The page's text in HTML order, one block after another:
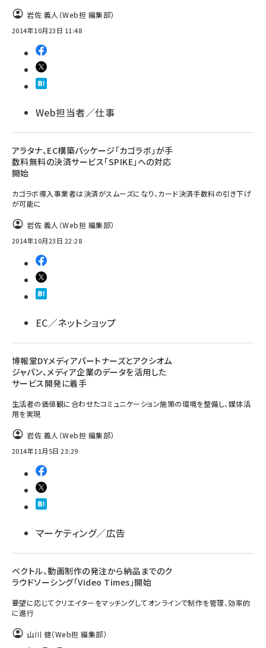
岩佐 義人（Web担 編集部）
2014年10月23日 11:48
Web担当者／仕事
アラタナ、EC構築パッケージ「カゴラボ」が手
数料無料の決済サービス「SPIKE」への対応
開始
カゴラボ導入事業者は決済がスムーズになり、カード決済手数料の引き下げ
が可能に
岩佐 義人（Web担 編集部）
2014年10月23日 22:28
EC／ネットショップ
博報堂DYメディアパートナーズとアクシオム
ジャパン、メディア企業のデータを活用した
サービス開発に着手
生活者の価値観に合わせたコミュニケーション施策の環境を整備し、媒体活
用を実現
岩佐 義人（Web担 編集部）
2014年11月5日 23:29
マーケティング／広告
ベクトル、動画制作の発注から納品までのク
ラウドソーシング「Video Times」開始
要望に応じてクリエイターをマッチングしてオンラインで制作を管理、効率的
に進行
山川 健（Web担 編集部）